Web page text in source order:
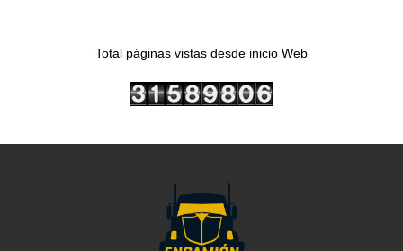
Total páginas vistas desde inicio Web